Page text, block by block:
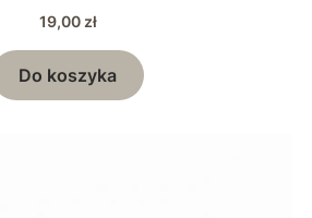
Cena
19,00 zł
Do koszyka